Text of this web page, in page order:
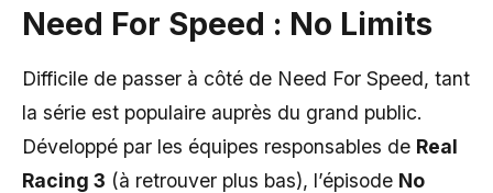
Need For Speed : No Limits
Difficile de passer à côté de Need For Speed, tant
la série est populaire auprès du grand public.
Développé par les équipes responsables de Real
Racing 3 (à retrouver plus bas), l’épisode No